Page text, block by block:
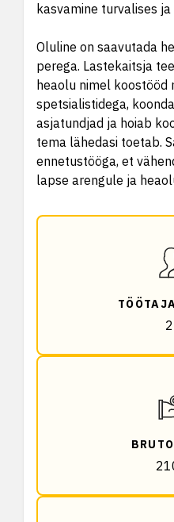
kasvamine turvalises
Oluline on saavutada
perega. Lastekaitsja
heaolu nimel
spetsialistidega,
asjatundjad ja hoiab
tema lähedasi toetab.
ennetustööga, et
lapse arengule ja